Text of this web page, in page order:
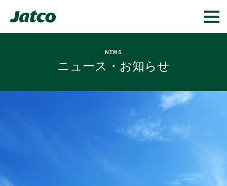
NEWS
ニュース・お知らせ